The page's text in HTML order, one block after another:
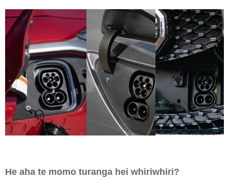
He aha te momo turanga hei whiriwhiri?